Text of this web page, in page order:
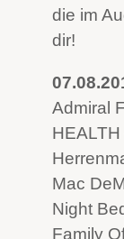
die im
dir!
Admiral
Mac
Night
Family